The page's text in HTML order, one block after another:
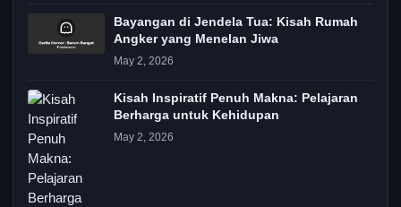
Bayangan di Jendela Tua: Kisah Rumah
Angker yang Menelan Jiwa
May 2, 2026
Kisah Inspiratif Penuh Makna: Pelajaran
Berharga untuk Kehidupan
May 2, 2026